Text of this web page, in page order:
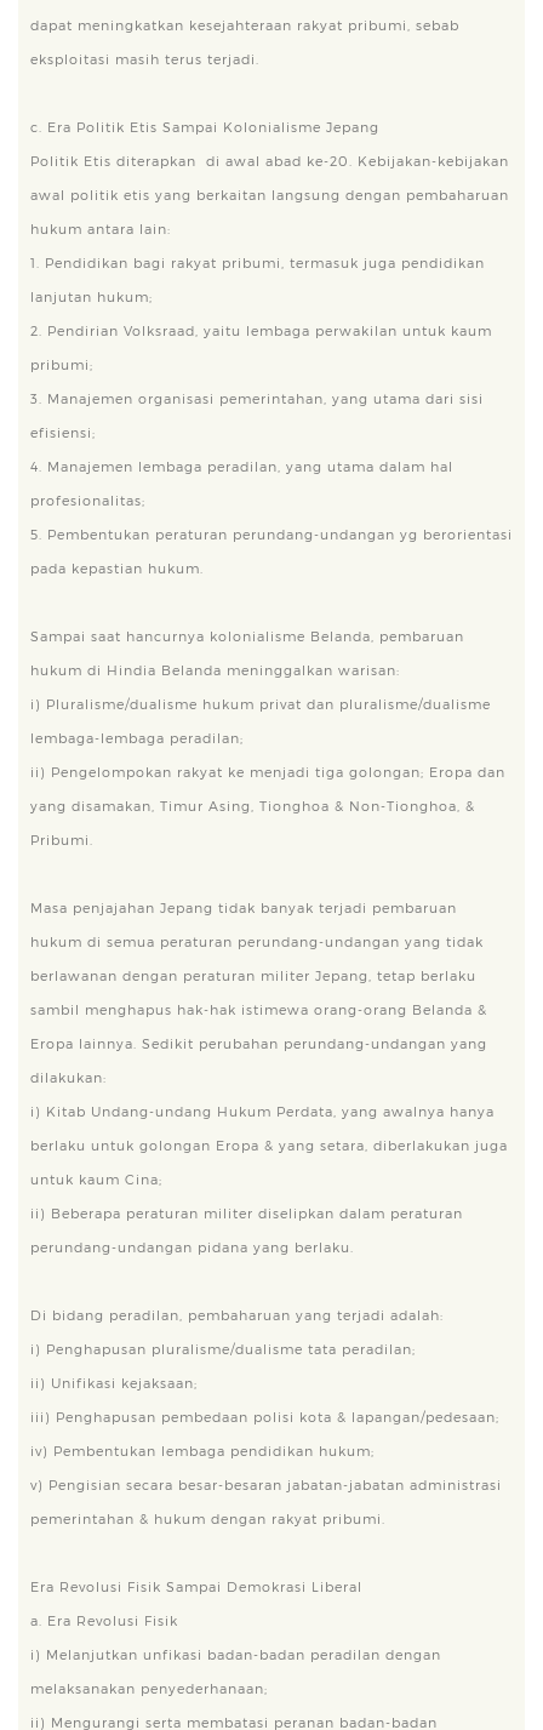
dapat meningkatkan kesejahteraan rakyat pribumi, sebab
eksploitasi masih terus terjadi.
c. Era Politik Etis Sampai Kolonialisme Jepang
Politik Etis diterapkan di awal abad ke-20. Kebijakan-kebijakan
awal politik etis yang berkaitan langsung dengan pembaharuan
hukum antara lain:
1. Pendidikan bagi rakyat pribumi, termasuk juga pendidikan
lanjutan hukum;
2. Pendirian Volksraad, yaitu lembaga perwakilan untuk kaum
pribumi;
3. Manajemen organisasi pemerintahan, yang utama dari sisi
efisiensi;
4. Manajemen lembaga peradilan, yang utama dalam hal
profesionalitas;
5. Pembentukan peraturan perundang-undangan yg berorientasi
pada kepastian hukum.
Sampai saat hancurnya kolonialisme Belanda, pembaruan
hukum di Hindia Belanda meninggalkan warisan:
i) Pluralisme/dualisme hukum privat dan pluralisme/dualisme
lembaga-lembaga peradilan;
ii) Pengelompokan rakyat ke menjadi tiga golongan; Eropa dan
yang disamakan, Timur Asing, Tionghoa & Non-Tionghoa, &
Pribumi.
Masa penjajahan Jepang tidak banyak terjadi pembaruan
hukum di semua peraturan perundang-undangan yang tidak
berlawanan dengan peraturan militer Jepang, tetap berlaku
sambil menghapus hak-hak istimewa orang-orang Belanda &
Eropa lainnya. Sedikit perubahan perundang-undangan yang
dilakukan:
i) Kitab Undang-undang Hukum Perdata, yang awalnya hanya
berlaku untuk golongan Eropa & yang setara, diberlakukan juga
untuk kaum Cina;
ii) Beberapa peraturan militer diselipkan dalam peraturan
perundang-undangan pidana yang berlaku.
Di bidang peradilan, pembaharuan yang terjadi adalah:
i) Penghapusan pluralisme/dualisme tata peradilan;
ii) Unifikasi kejaksaan;
iii) Penghapusan pembedaan polisi kota & lapangan/pedesaan;
iv) Pembentukan lembaga pendidikan hukum;
v) Pengisian secara besar-besaran jabatan-jabatan administrasi
pemerintahan & hukum dengan rakyat pribumi.
Era Revolusi Fisik Sampai Demokrasi Liberal
a. Era Revolusi Fisik
i) Melanjutkan unfikasi badan-badan peradilan dengan
melaksanakan penyederhanaan;
ii) Mengurangi serta membatasi peranan badan-badan